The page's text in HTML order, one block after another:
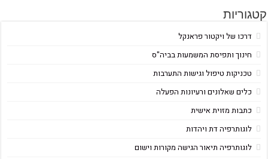
קטגוריות
דרכו של ויקטור פראנקל
חינוך ותפיסת המשמעות בביה"ס
טכניקות טיפול וגישות התערבות
כלים שאלונים ורעיונות הפעלה
כתבות מזוית אישית
לוגותרפיה דת ויהדות
לוגותרפיה תיאור הגישה מקורות וישום